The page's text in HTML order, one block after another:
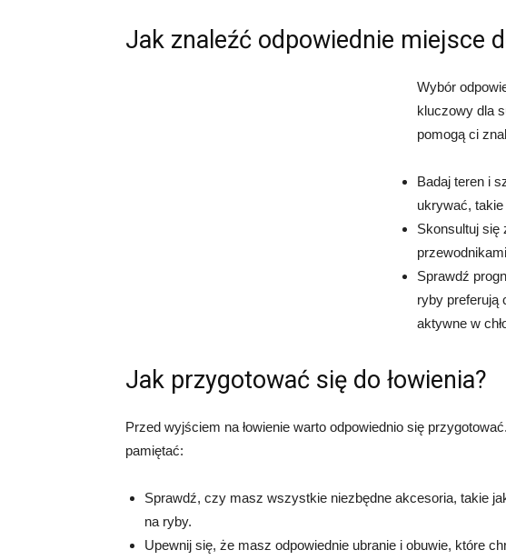
Jak znaleźć odpowiednie miejsce
Wybór
kluczowy dla
pomogą ci
Badaj teren i
ukrywać,
Skonsultuj się
Sprawdź
ryby preferują
aktywne w
Jak przygotować się do łowienia?
Przed wyjściem na łowienie warto odpowiednio się
pamiętać:
Sprawdź, czy masz wszystkie niezbędne akcesoria, takie
na ryby.
Upewnij się, że masz odpowiednie ubranie i obuwie, które